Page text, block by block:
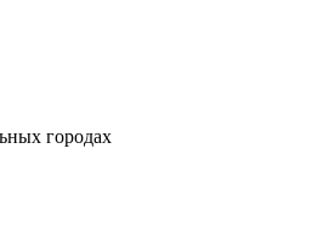
городах